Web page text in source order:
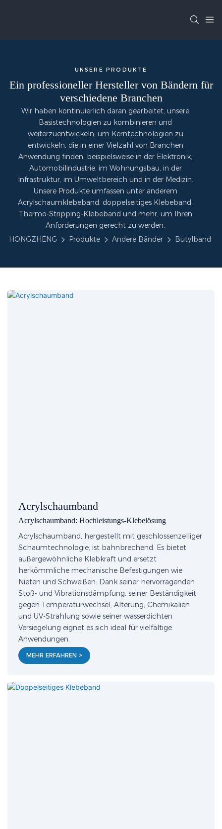
UNSERE PRODUKTE
Ein professioneller Hersteller von Bändern für
verschiedene Branchen
Wir haben kontinuierlich daran gearbeitet, unsere
Basistechnologien zu kombinieren und
weiterzuentwickeln, um Kerntechnologien zu
entwickeln, die in einer Vielzahl von Branchen
Anwendung finden, beispielsweise in der Elektronik,
Automobilindustrie, im Wohnungsbau, in der
Infrastruktur, im Umweltbereich und in der Medizin.
Unsere Produkte umfassen unter anderem
Acrylschaumklebeband, doppelseitiges Klebeband,
Thermo-Stripping-Klebeband und mehr, um Ihren
Anforderungen gerecht zu werden.
HONGZHENG
Produkte Andere Bänder Butylband
Acrylschaumband
Acrylschaumband: Hochleistungs-Klebelösung
Acrylschaumband, hergestellt mit geschlossenzelliger
Schaumtechnologie, ist bahnbrechend. Es bietet
außergewöhnliche Klebkraft und ersetzt
herkömmliche mechanische Befestigungen wie
Nieten und Schweißen. Dank seiner hervorragenden
Stoß- und Vibrationsdämpfung, seiner Beständigkeit
gegen Temperaturwechsel, Alterung, Chemikalien
und UV-Strahlung sowie seiner wasserdichten
Versiegelung eignet es sich ideal für vielfältige
Anwendungen.
MEHR ERFAHREN >